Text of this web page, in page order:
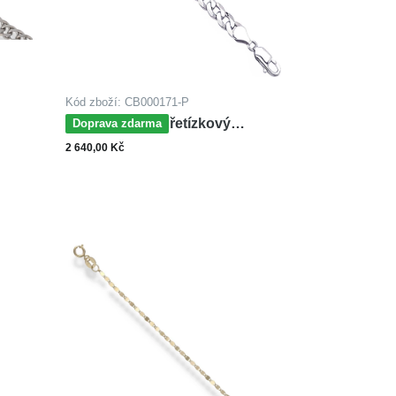
Kód zboží: CB000171-P
Doprava zdarma
MOISS stříbrný řetízkový
náramek FLAT CURB
2 640,00 Kč